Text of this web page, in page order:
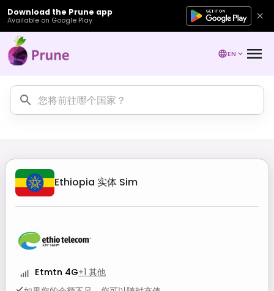
Download the Prune app
Available on Google Play
EN
Ethiopia 实体 Sim
Etmtn 4G+1 其他